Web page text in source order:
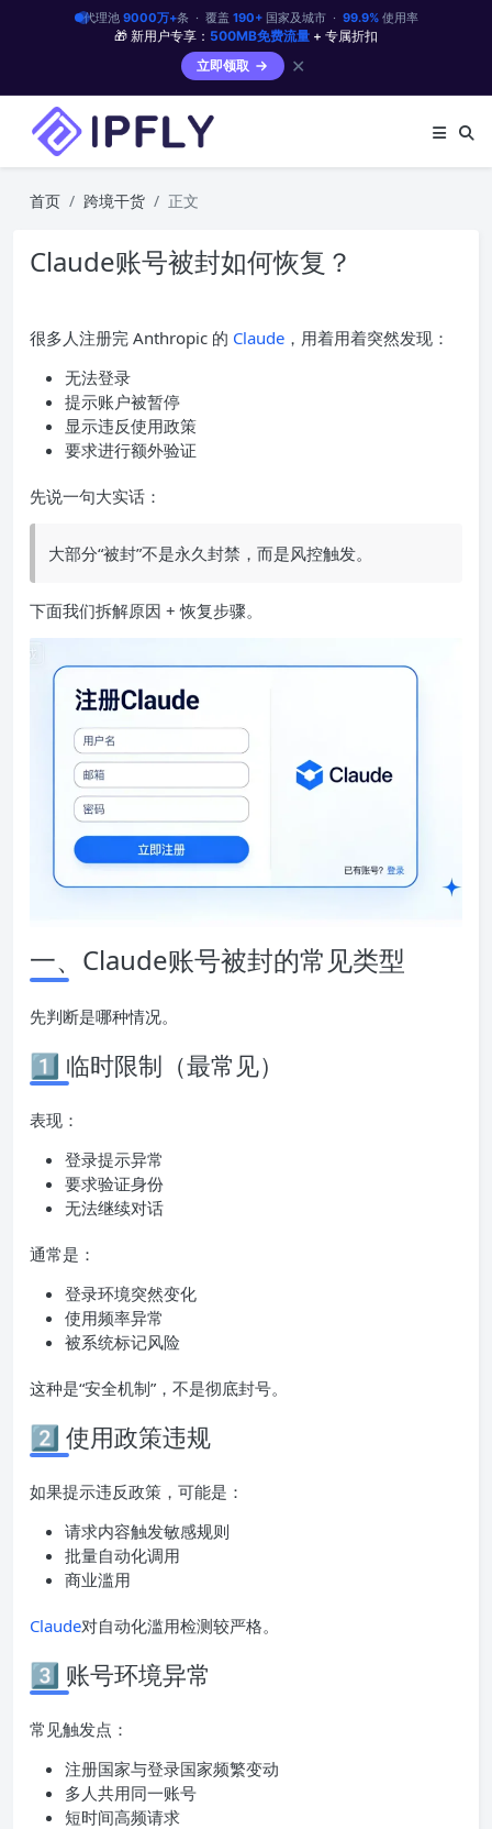
代理池 9000万+条 · 覆盖 190+国家及城市 · 99.9%使用率
🎁 新用户专享： 500MB免费流量 + 专属折扣
立即领取
✕
首页 跨境干货 正文
Claude账号被封如何恢复？
很多人注册完 Anthropic 的 Claude ，用着用着突然发现：
无法登录
提示账户被暂停
显示违反使用政策
要求进行额外验证
先说一句大实话：
大部分“被封”不是永久封禁，而是风控触发。
下面我们拆解原因 + 恢复步骤。
一、Claude账号被封的常见类型
先判断是哪种情况。
1️⃣ 临时限制（最常见）
表现：
登录提示异常
要求验证身份
无法继续对话
通常是：
登录环境突然变化
使用频率异常
被系统标记风险
这种是“安全机制”，不是彻底封号。
2️⃣ 使用政策违规
如果提示违反政策，可能是：
请求内容触发敏感规则
批量自动化调用
商业滥用
Claude对自动化滥用检测较严格。
3️⃣ 账号环境异常
常见触发点：
注册国家与登录国家频繁变动
多人共用同一账号
短时间高频请求